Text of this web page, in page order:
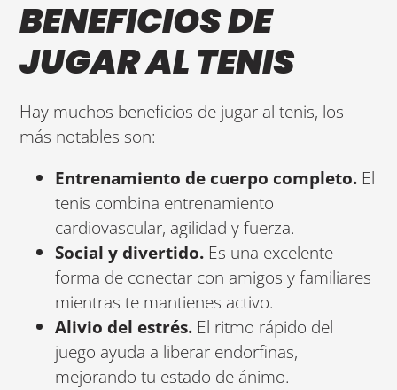
BENEFICIOS DE
JUGAR AL TENIS
Hay muchos beneficios de jugar al tenis, los
más notables son:
Entrenamiento de cuerpo completo. El
tenis combina entrenamiento
cardiovascular, agilidad y fuerza.
Social y divertido. Es una excelente
forma de conectar con amigos y familiares
mientras te mantienes activo.
Alivio del estrés. El ritmo rápido del
juego ayuda a liberar endorfinas,
mejorando tu estado de ánimo.